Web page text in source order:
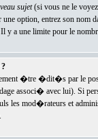
sujet(si vous ne le voyez
option, entrez son nom
y a une limite pour le
�tre �dit�s par le
associ� avec lui). Si
les mod�rateurs et